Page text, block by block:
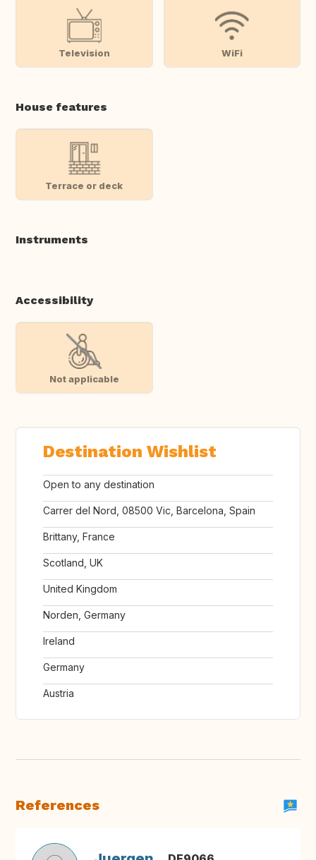
Television WiFi
House features
Terrace or deck
Instruments
Accessibility
Not applicable
Destination Wishlist
Open to any destination
Carrer del Nord, 08500 Vic, Barcelona, Spain
Brittany, France
Scotland, UK
United Kingdom
Norden, Germany
Ireland
Germany
Austria
References